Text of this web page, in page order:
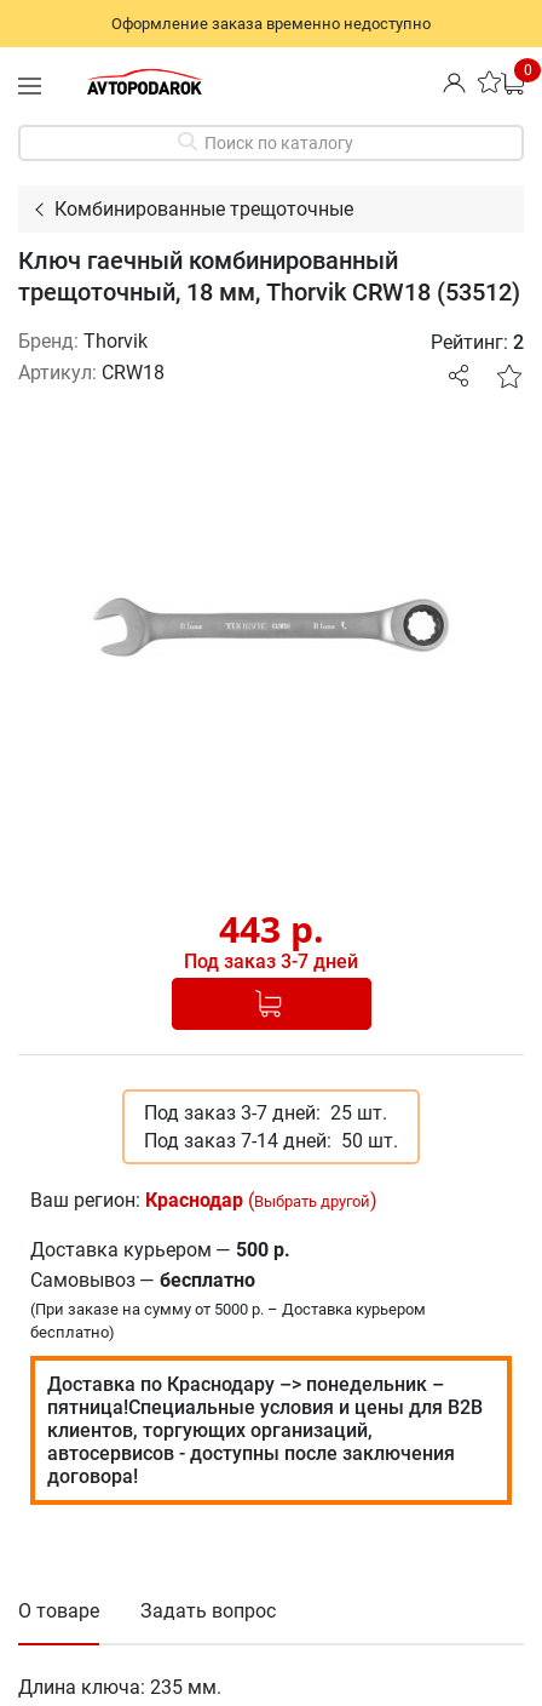
Оформление заказа временно недоступно
0
Поиск по каталогу
Комбинированные трещоточные
Ключ гаечный комбинированный
трещоточный, 18 мм, Thorvik CRW18 (53512)
Бренд: Thorvik
Артикул: CRW18
Рейтинг: 2
443 р.
Под заказ 3-7 дней
Добавлено в корзину
Под заказ 3-7 дней: 25 шт.
Под заказ 7-14 дней: 50 шт.
Ваш регион: Краснодар (Выбрать другой)
Доставка курьером — 500 р.
Самовывоз — бесплатно
(При заказе на сумму от 5000 р. – Доставка курьером
бесплатно)
Доставка по Краснодару –> понедельник –
пятница!Специальные условия и цены для В2В
клиентов, торгующих организаций,
автосервисов - доступны после заключения
договора!
О товаре Задать вопрос
Длина ключа: 235 мм.